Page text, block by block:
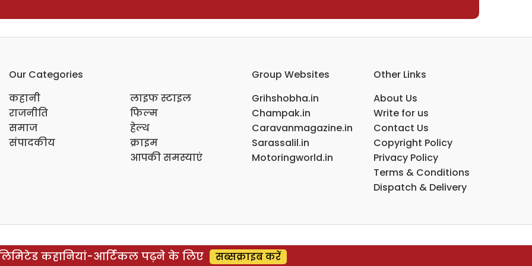
Our Categories
कहानी
राजनीति
समाज
संपादकीय
लाइफ स्टाइल
फिल्म
हेल्थ
क्राइम
आपकी समस्याएं
Group Websites
Grihshobha.in
Champak.in
Caravanmagazine.in
Sarassalil.in
Motoringworld.in
Other Links
About Us
Write for us
Contact Us
Copyright Policy
Privacy Policy
Terms & Conditions
Dispatch & Delivery
कहानियां-आर्टिकल पढ़ने के लिए सब्सक्राइब करें